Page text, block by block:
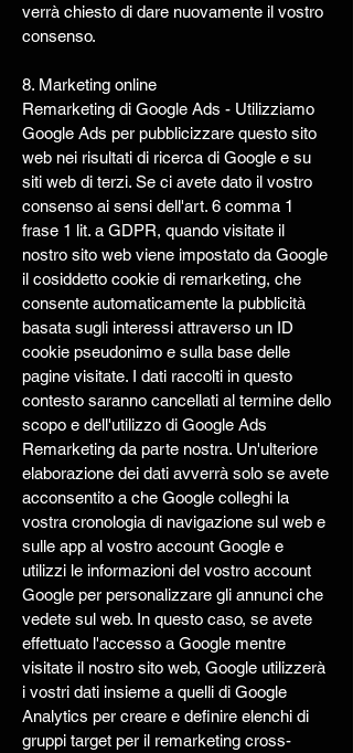
verrà chiesto di dare nuovamente il vostro
consenso.
8. Marketing online
Remarketing di Google Ads - Utilizziamo
Google Ads per pubblicizzare questo sito
web nei risultati di ricerca di Google e su
siti web di terzi. Se ci avete dato il vostro
consenso ai sensi dell'art. 6 comma 1
frase 1 lit. a GDPR, quando visitate il
nostro sito web viene impostato da Google
il cosiddetto cookie di remarketing, che
consente automaticamente la pubblicità
basata sugli interessi attraverso un ID
cookie pseudonimo e sulla base delle
pagine visitate. I dati raccolti in questo
contesto saranno cancellati al termine dello
scopo e dell'utilizzo di Google Ads
Remarketing da parte nostra. Un'ulteriore
elaborazione dei dati avverrà solo se avete
acconsentito a che Google colleghi la
vostra cronologia di navigazione sul web e
sulle app al vostro account Google e
utilizzi le informazioni del vostro account
Google per personalizzare gli annunci che
vedete sul web. In questo caso, se avete
effettuato l'accesso a Google mentre
visitate il nostro sito web, Google utilizzerà
i vostri dati insieme a quelli di Google
Analytics per creare e definire elenchi di
gruppi target per il remarketing cross-